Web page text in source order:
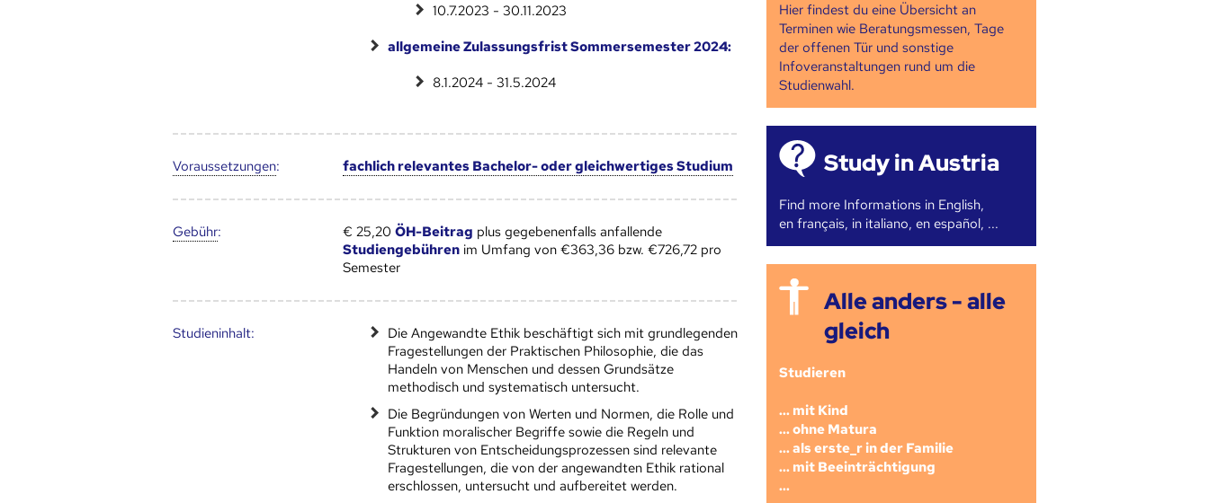
10.7.2023 - 30.11.2023
allgemeine Zulassungsfrist Sommersemester 2024:
8.1.2024 - 31.5.2024
Voraus­setzungen: fachlich relevantes Bachelor- oder gleichwertiges Studium
Gebühr: € 25,20 ÖH-Beitrag plus gegebenenfalls anfallende
Studiengebührenim Umfang von €363,36 bzw. €726,72 pro
Semester
Studien­inhalt:
Die Angewandte Ethik beschäftigt sich mit grundlegenden
Fragestellungen der Praktischen Philosophie, die das
Handeln von Menschen und dessen Grundsätze
methodisch und systematisch untersucht.
Die Begründungen von Werten und Normen, die Rolle und
Funktion moralischer Begriffe sowie die Regeln und
Strukturen von Entscheidungsprozessen sind relevante
Fragestellungen, die von der angewandten Ethik rational
erschlossen, untersucht und aufbereitet werden.
Hier findest du eine Übersicht an
Terminen wie Beratungsmessen, Tage
der offenen Tür und sonstige
Infoveranstaltungen rund um die
Studienwahl.
Study in Austria
Find more Informations in English,
en français, in italiano, en español, ...
Alle anders - alle
gleich
Studieren
... mit Kind
... ohne Matura
... als erste_r in der Familie
... mit Beeinträchtigung
...